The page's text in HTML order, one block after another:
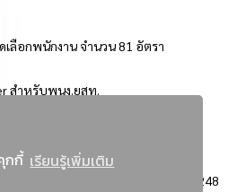
กกี้ เรียนรู้เพิ่มเติม
ลือกพนักงาน จำนวน 81 อัตรา
สำหรับพนง.ยสท.
3248